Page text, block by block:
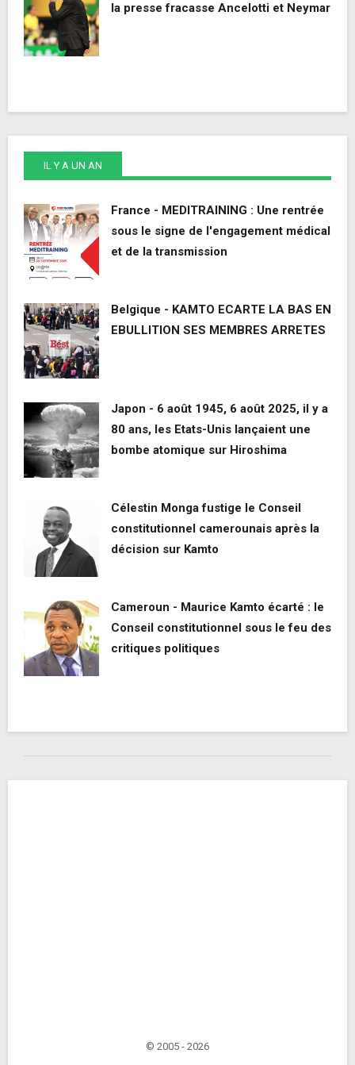
la presse fracasse Ancelotti et Neymar
IL Y A UN AN
France - MEDITRAINING : Une rentrée
sous le signe de l'engagement médical
et de la transmission
Belgique - KAMTO ECARTE LA BAS EN
EBULLITION SES MEMBRES ARRETES
Japon - 6 août 1945, 6 août 2025, il y a
80 ans, les Etats-Unis lançaient une
bombe atomique sur Hiroshima
Célestin Monga fustige le Conseil
constitutionnel camerounais après la
décision sur Kamto
Cameroun - Maurice Kamto écarté : le
Conseil constitutionnel sous le feu des
critiques politiques
© 2005 - 2026